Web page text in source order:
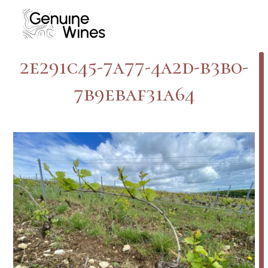
content
2e291c45-7a77-4a2d-b3b0-
7b9ebaf31a64